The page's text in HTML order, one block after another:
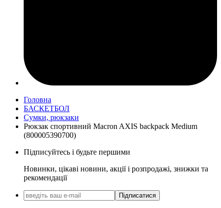
Головна
БАСКЕТБОЛ
Сумки, рюкзаки
Рюкзак спортивний Macron AXIS backpack Medium
(800005390700)
Підписуйтесь і будьте першими
Новинки, цікаві новини, акції і розпродажі, знижки та
рекомендації
Підписатися